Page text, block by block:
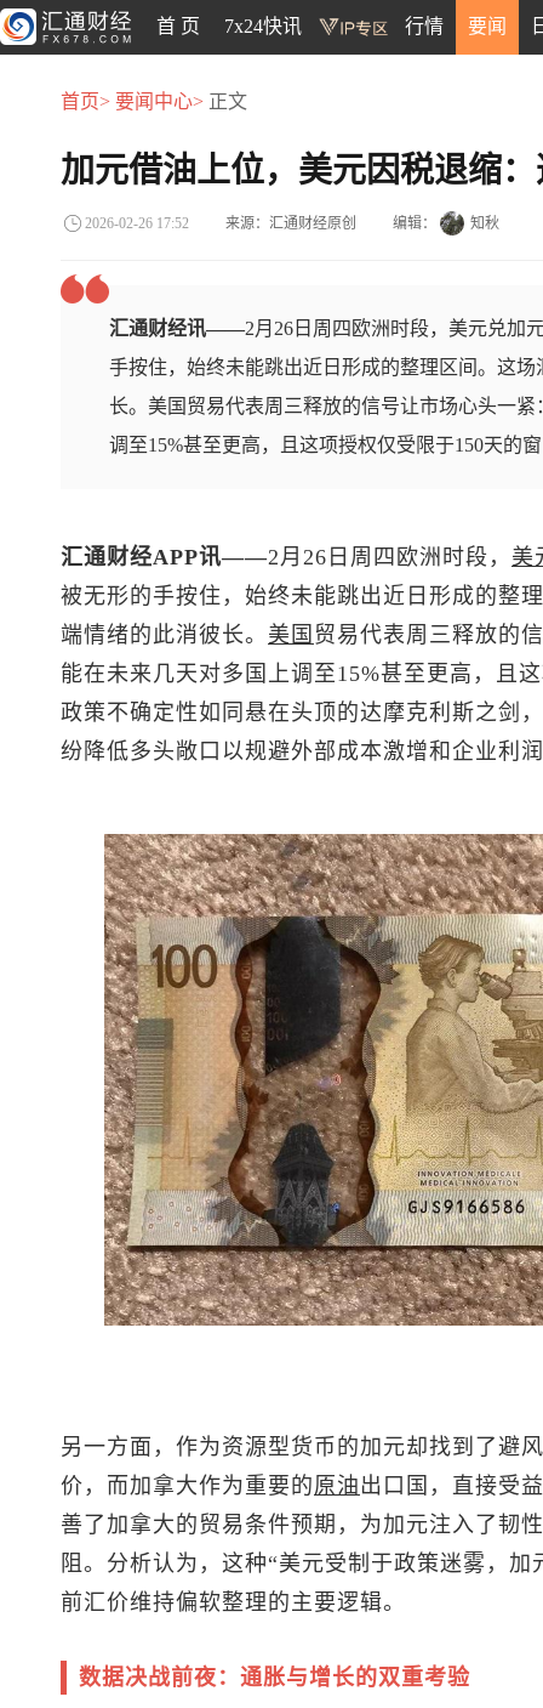
首 页 7x24快讯 行情 要闻
首页> 要闻中心> 正文
加元借油上位，美元因税退缩
2026-02-26 17:52 来源：汇通财经原创 编辑： 知秋
汇通财经讯——2月26日周四欧洲时段，美元兑加
手按住，始终未能跳出近日形成的整理区间。这
长。美国贸易代表周三释放的信号让市场心头一
调至15%甚至更高，且这项授权仅受限于150天的
汇通财经APP讯——2月26日周四欧洲时段， 美
被无形的手按住，始终未能跳出近日形成的整
端情绪的此消彼长。 美国 贸易代表周三释放的
能在未来几天对多国上调至15%甚至更高，且
政策不确定性如同悬在头顶的达摩克利斯之剑
纷降低多头敞口以规避外部成本激增和企业利
另一方面，作为资源型货币的加元却找到了避
价，而加拿大作为重要的原油出口国，直接受
善了加拿大的贸易条件预期，为加元注入了韧
阻。分析认为，这种“美元受制于政策迷雾，
前汇价维持偏软整理的主要逻辑。
数据决战前夜：通胀与增长的双重考验